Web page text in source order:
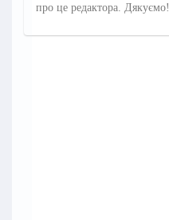
про це редактора. Дякуємо!